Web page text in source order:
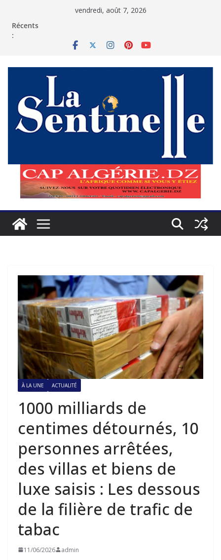
vendredi, août 7, 2026
Récents
:
À LA UNE ACTUALITÉ
1000 milliards de
centimes détournés, 10
personnes arrêtées,
des villas et biens de
luxe saisis : Les dessous
de la filière de trafic de
tabac
11/06/2026 admin